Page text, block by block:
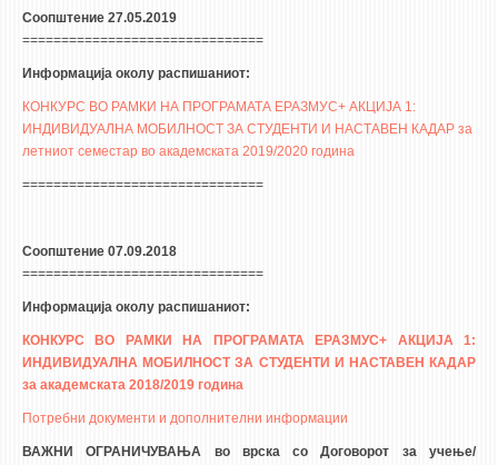
Соопштение 27.05.2019
===============================
Информација околу распишаниот:
КОНКУРС ВО РАМКИ НА ПРОГРАМАТА ЕРАЗМУС+ АКЦИЈА 1:
ИНДИВИДУАЛНА МОБИЛНОСТ ЗА СТУДЕНТИ И НАСТАВЕН КАДАР за
летниот семестар во академската 2019/2020 година
===============================
Соопштение 07.09.2018
===============================
Информација околу распишаниот:
КОНКУРС ВО РАМКИ НА ПРОГРАМАТА ЕРАЗМУС+ АКЦИЈА 1:
ИНДИВИДУАЛНА МОБИЛНОСТ ЗА СТУДЕНТИ И НАСТАВЕН КАДАР
за академската 2018/2019 година
Потребни документи и дополнителни информации
ВАЖНИ ОГРАНИЧУВАЊА во врска со Договорот за учење/